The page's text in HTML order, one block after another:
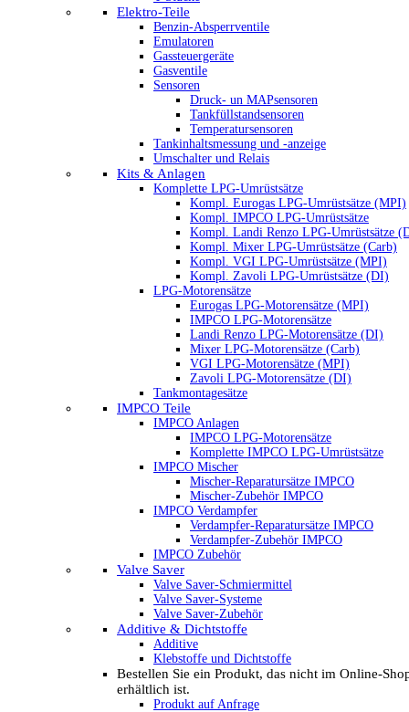
Elektro-Teile
Benzin-Absperrventile
Emulatoren
Gassteuergeräte
Gasventile
Sensoren
Druck- un MAPsensoren
Tankfüllstandsensoren
Temperatursensoren
Tankinhaltsmessung und -anzeige
Umschalter und Relais
Kits & Anlagen
Komplette LPG-Umrüstsätze
Kompl. Eurogas LPG-Umrüstsätze (MPI)
Kompl. IMPCO LPG-Umrüstsätze
Kompl. Landi Renzo LPG-Umrüstsätze
Kompl. Mixer LPG-Umrüstsätze (Carb)
Kompl. VGI LPG-Umrüstsätze (MPI)
Kompl. Zavoli LPG-Umrüstsätze (DI)
LPG-Motorensätze
Eurogas LPG-Motorensätze (MPI)
IMPCO LPG-Motorensätze
Landi Renzo LPG-Motorensätze (DI)
Mixer LPG-Motorensätze (Carb)
VGI LPG-Motorensätze (MPI)
Zavoli LPG-Motorensätze (DI)
Tankmontagesätze
IMPCO Teile
IMPCO Anlagen
IMPCO LPG-Motorensätze
Komplette IMPCO LPG-Umrüstsätze
IMPCO Mischer
Mischer-Reparatursätze IMPCO
Mischer-Zubehör IMPCO
IMPCO Verdampfer
Verdampfer-Reparatursätze IMPCO
Verdampfer-Zubehör IMPCO
IMPCO Zubehör
Valve Saver
Valve Saver-Schmiermittel
Valve Saver-Systeme
Valve Saver-Zubehör
Additive & Dichtstoffe
Additive
Klebstoffe und Dichtstoffe
Bestellen Sie ein Produkt, das nicht im Online-
erhältlich ist.
Produkt auf Anfrage